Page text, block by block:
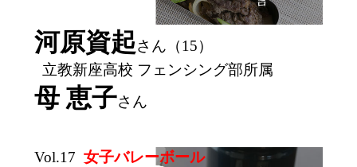
河原資起さん（15）
立教新座高校 フェンシング部所属
母 恵子さん
Vol.17 女子バレーボール